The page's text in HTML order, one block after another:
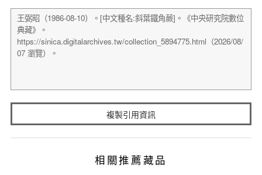
複製引用資訊
相關推薦藏品